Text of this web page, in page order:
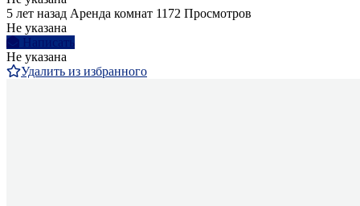
5 лет назад Аренда комнат 1172 Просмотров
Не указана
Написать
Не указана
Удалить из избранного